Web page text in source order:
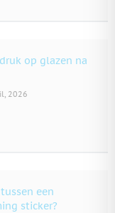
op glazen na
2026
een
sticker?